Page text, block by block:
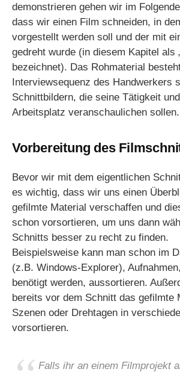
demonstrieren gehen wir im
dass wir einen Film schneiden, in
vorgestellt werden soll und der mit
gedreht wurde (in diesem Kapitel als
bezeichnet). Das Rohmaterial
Interviewsequenz des Handwerkers
Schnittbildern, die seine Tätigkeit
Arbeitsplatz veranschaulichen sollen.
Vorbereitung des
Bevor wir mit dem eigentlichen
es wichtig, dass wir uns einen
gefilmte Material verschaffen und
schon vorsortieren, um uns dann
Schnitts besser zu recht zu finden.
Beispielsweise kann man schon im
(z.B. Windows-Explorer),
benötigt werden, aussortieren.
bereits vor dem Schnitt das gefilmte
Szenen oder Drehtagen in
vorsortieren.
Falls ihr an einem Filmprojekt